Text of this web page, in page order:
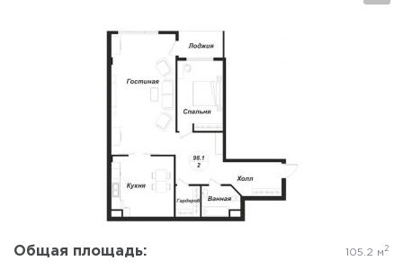
Общая площадь: 105.2 м 2
Да, удалить Отмена